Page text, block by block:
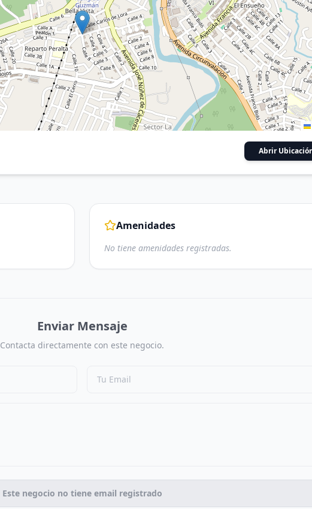
Abrir
Amenidades
No tiene amenidades registradas.
Enviar Mensaje
Contacta directamente con este negocio.
Este negocio no tiene email registrado